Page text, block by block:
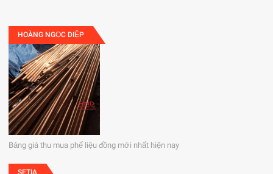
HOÀNG NGỌC DIỆP
Bảng giá thu mua phế liệu đồng mới nhất hiện nay
SETIA